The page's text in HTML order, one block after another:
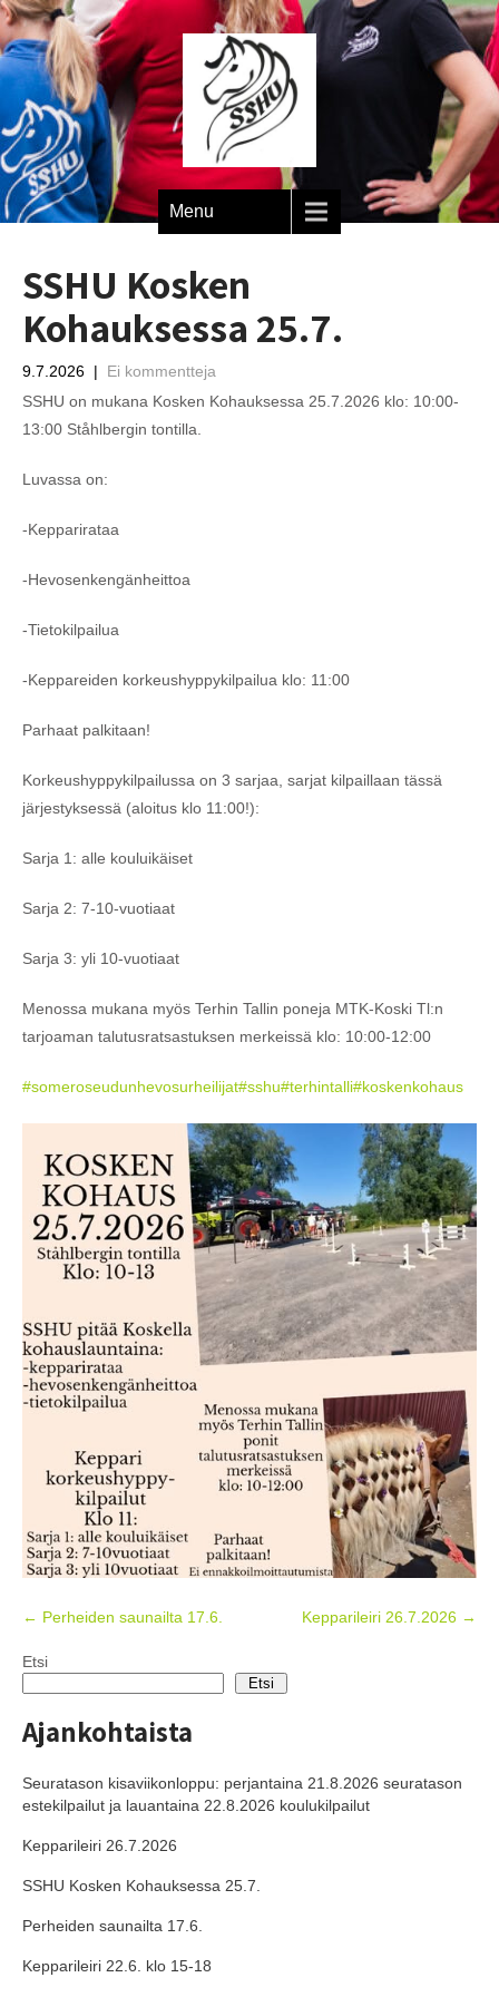
Menu
SSHU Kosken
Kohauksessa 25.7.
9.7.2026 | Ei kommentteja
SSHU on mukana Kosken Kohauksessa 25.7.2026 klo: 10:00-
13:00 Ståhlbergin tontilla.
Luvassa on:
-Kepparirataa
-Hevosenkengänheittoa
-Tietokilpailua
-Keppareiden korkeushyppykilpailua klo: 11:00
Parhaat palkitaan!
Korkeushyppykilpailussa on 3 sarjaa, sarjat kilpaillaan tässä
järjestyksessä (aloitus klo 11:00!):
Sarja 1: alle kouluikäiset
Sarja 2: 7-10-vuotiaat
Sarja 3: yli 10-vuotiaat
Menossa mukana myös Terhin Tallin poneja MTK-Koski Tl:n
tarjoaman talutusratsastuksen merkeissä klo: 10:00-12:00
#someroseudunhevosurheilijat#sshu#terhintalli#koskenkohaus
Post
← Perheiden saunailta 17.6. Kepparileiri 26.7.2026 →
Etsi
Etsi
Ajankohtaista
Seuratason kisaviikonloppu: perjantaina 21.8.2026 seuratason
estekilpailut ja lauantaina 22.8.2026 koulukilpailut
Kepparileiri 26.7.2026
SSHU Kosken Kohauksessa 25.7.
Perheiden saunailta 17.6.
Kepparileiri 22.6. klo 15-18